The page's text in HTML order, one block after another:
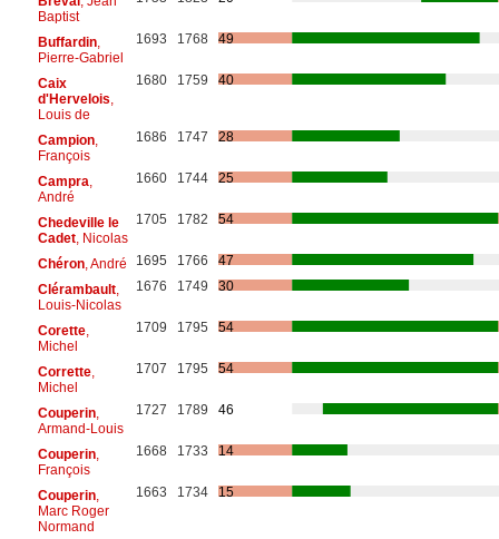
Baptist
Buffardin,
Pierre-Gabriel
1693 1768 49
Caix
d'Hervelois
Louis de
1680 1759 40
Campion,
François
1686 1747 28
Campra
André
1660 1744 25
Chedeville le
Cadet, Nicolas
1705 1782 54
Chéron, André 1695 1766
47
Clérambault,
Louis-Nicolas
1676 1749 30
Corette,
Michel
1709 1795 54
Corrette,
Michel
1707 1795 54
Couperin,
Armand-Louis
1727 1789 46
Couperin,
François
1668 1733 14
Couperin,
Marc Roger
Normand
1663 1734 15